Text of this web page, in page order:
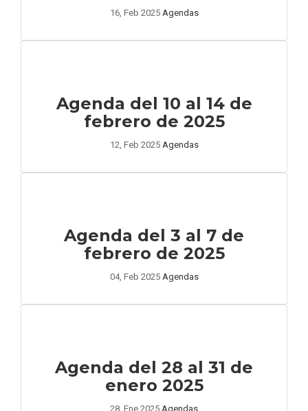
16, Feb 2025 Agendas
Agenda del 10 al 14 de
febrero de 2025
12, Feb 2025 Agendas
Agenda del 3 al 7 de
febrero de 2025
04, Feb 2025 Agendas
Agenda del 28 al 31 de
enero 2025
28, Ene 2025 Agendas